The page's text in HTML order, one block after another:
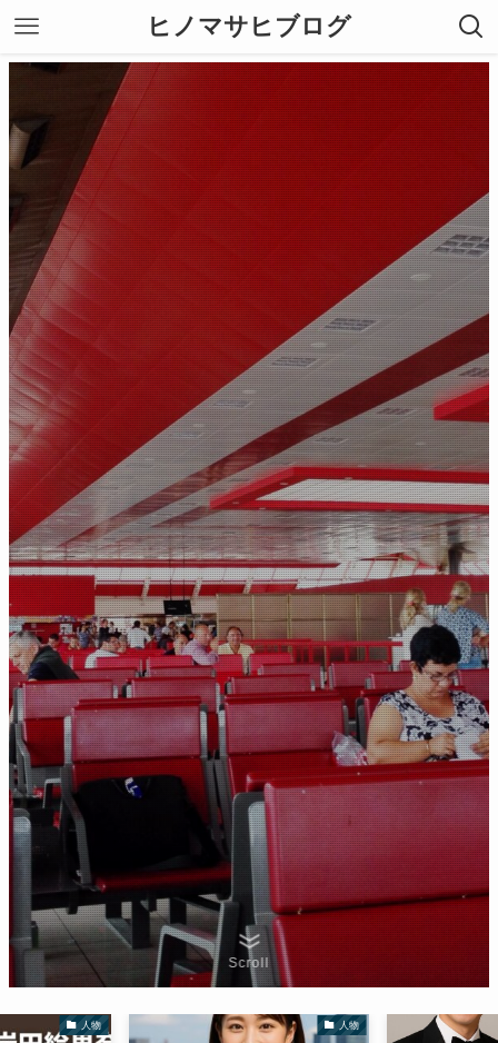
ヒノマサヒブログ
Scroll
人物 人物